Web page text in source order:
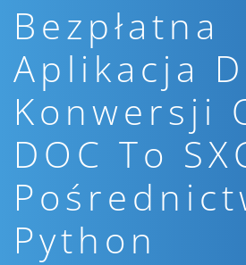
Bezpłatna
Aplikacja
Konwersji
DOC To
Python